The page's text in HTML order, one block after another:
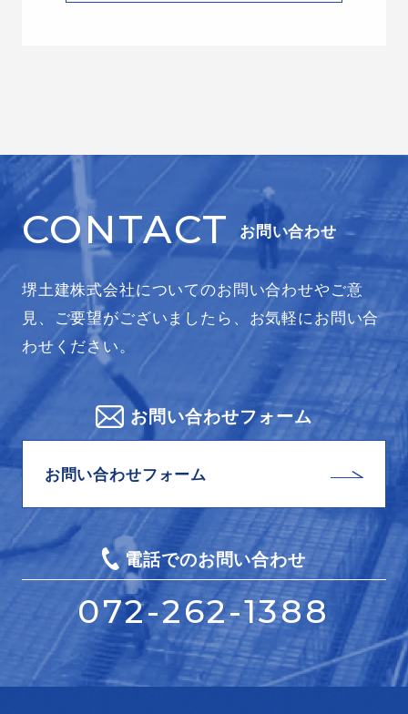
CONTACT お問い合わせ
堺土建株式会社についてのお問い合わせやご意
見、ご要望がございましたら、お気軽にお問い合
わせください。
お問い合わせフォーム
お問い合わせフォーム
電話でのお問い合わせ
072-262-1388